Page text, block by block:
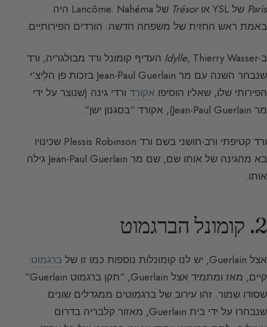
Paris של YSL או Trésor
של Lancôme. Nahéma היה
באמת ראש החזית של משפחה חדשה: הורדים הפירותיים.
ב- Idylle , Thierry Wasser העדיף קומונל ורד מבולגריה, ורד
שנבחר השנה עם מר Jean-Paul Guerlain בזכות פן הלִיצ’י
הפירותי שלו, שאליו הוסיפו אקורד ורדי גינה (שנוצר על ידי
מר Jean-Paul Guerlain), אקורד “בסגנון ישן”.
ורד קטיפתי ורב-חושני בשם ורד Plessis Robinson שכינויו
בא מהגינה של אותו שם, שם מר Jean-Paul Guerlain גילה
אותו.
2. קומונל הברגמוט
אצל Guerlain, יש לנו קומונלות נוספות כמו זו של ברגמוט:
קיים, מאז ומתמיד אצל Guerlain, “תקן ברגמוט Guerlain”
שסודו שמור. זהו עירוב של ברגמוטים ממגדלים שונים
שנבחרו על ידי בית Guerlain, מאזור קלבריה בדרום